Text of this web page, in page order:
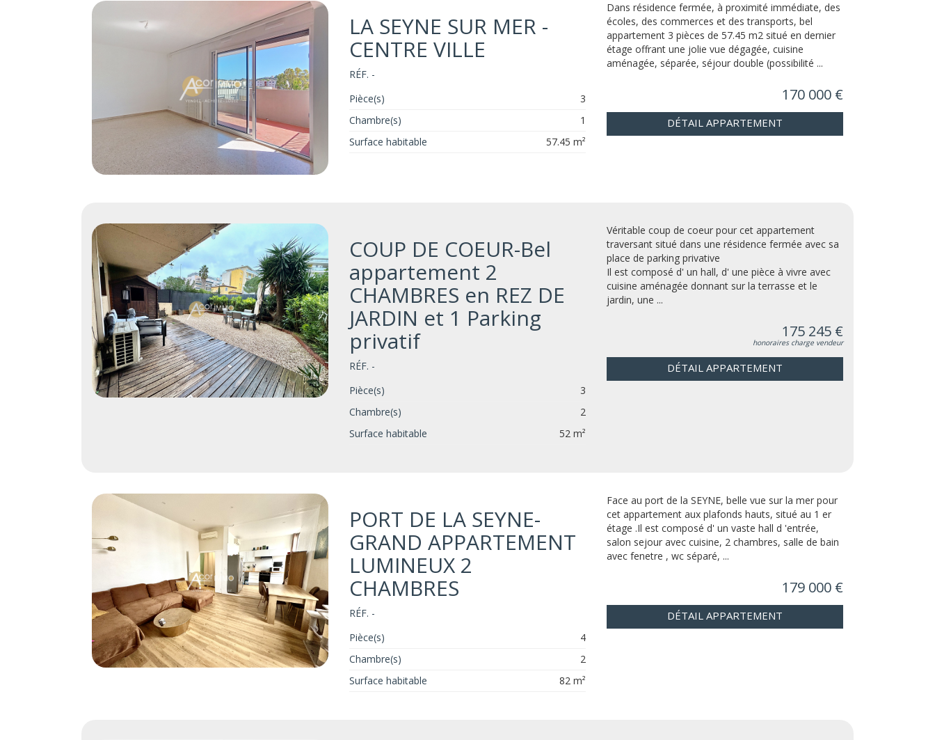
LA SEYNE SUR MER -
CENTRE VILLE
RÉF. -
Pièce(s)
3
Chambre(s)
1
Surface habitable
57.45 m²
Dans résidence fermée, à proximité immédiate, des
écoles, des commerces et des transports, bel
appartement 3 pièces de 57.45 m2 situé en dernier
étage offrant une jolie vue dégagée, cuisine
aménagée, séparée, séjour double (possibilité ...
170 000 €
DÉTAIL APPARTEMENT
COUP DE COEUR-Bel
appartement 2
CHAMBRES en REZ DE
JARDIN et 1 Parking
privatif
RÉF. -
Pièce(s)
3
Chambre(s)
2
Surface habitable
52 m²
Véritable coup de coeur pour cet appartement
traversant situé dans une résidence fermée avec sa
place de parking privative
Il est composé d' un hall, d' une pièce à vivre avec
cuisine aménagée donnant sur la terrasse et le
jardin, une ...
175 245 €
honoraires charge vendeur
DÉTAIL APPARTEMENT
PORT DE LA SEYNE-
GRAND APPARTEMENT
LUMINEUX 2
CHAMBRES
RÉF. -
Pièce(s)
4
Chambre(s)
2
Surface habitable
82 m²
Face au port de la SEYNE, belle vue sur la mer pour
cet appartement aux plafonds hauts, situé au 1 er
étage .Il est composé d' un vaste hall d 'entrée,
salon sejour avec cuisine, 2 chambres, salle de bain
avec fenetre , wc séparé, ...
179 000 €
DÉTAIL APPARTEMENT